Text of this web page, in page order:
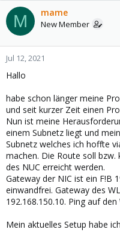
a
d
s
t
a
r
t
e
r
d
a
e
M mame
New Member
Jul 12, 2021
Hallo
habe schon länger meine
und seit kurzer Zeit einen
Nun ist meine
einem Subnetz liegt und
Subnetz welches ich hoffte
machen. Die Route soll
des NUC erreicht werden.
Gateway der NIC ist ein F!B
einwandfrei. Gateway des
192.168.150.10. Ping auf
Mein aktuelles Setup habe